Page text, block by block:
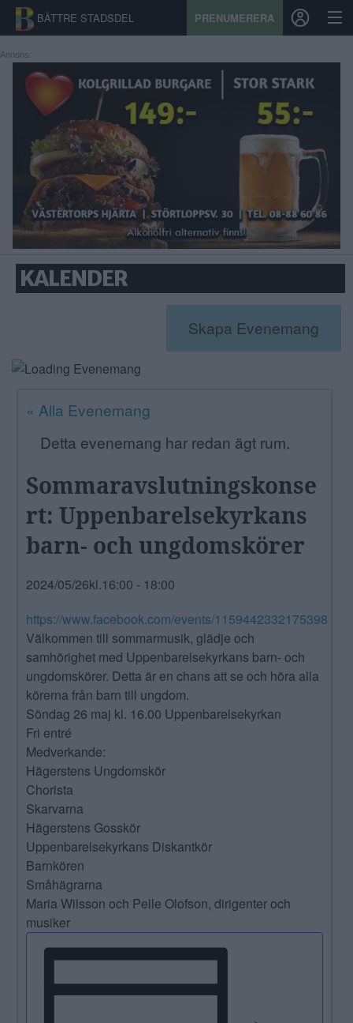
BÄTTRE STADSDEL PRENUMERERA
START
STADSDEL
PRENUMERATION
SPORT
ÅSIKTER
KALENDER
ANNONSERA
NÄRINGSLIV
Annons:
KALENDER
Skapa Evenemang
« Alla Evenemang
Detta evenemang har redan ägt rum.
Sommaravslutningskonse
rt: Uppenbarelsekyrkans
barn- och ungdomskörer
2024/05/26kl.16:00 - 18:00
https://www.facebook.com/events/1159442332175398
Välkommen till sommarmusik, glädje och
samhörighet med Uppenbarelsekyrkans barn- och
ungdomskörer. Detta är en chans att se och höra alla
körerna från barn till ungdom.
Söndag 26 maj kl. 16.00 Uppenbarelsekyrkan
Fri entré
Medverkande:
Hägerstens Ungdomskör
Chorista
Skarvarna
Hägerstens Gosskör
Uppenbarelsekyrkans Diskantkör
Barnkören
Småhägrarna
Maria Wilsson och Pelle Olofson, dirigenter och
musiker